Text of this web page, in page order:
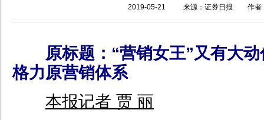
2019-05-21 来源： 证券日报 作者
原标题：“营销女王”又有大
格力原营销体系
本报记者 贾 丽